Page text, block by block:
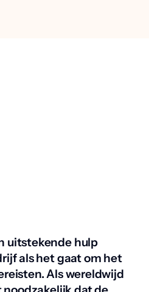
uitstekende hulp
als het gaat om het
Als wereldwijd